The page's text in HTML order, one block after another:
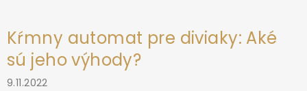
Kŕmny automat pre diviaky: Aké
sú jeho výhody?
9.11.2022